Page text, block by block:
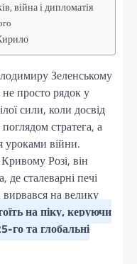
війна і дипломатія
Зеленському
просто рядок у
сили, коли досвід
стратега, а
уроками війни.
Розі, він
де сталеварні печі
вирвався на велику
на піку, керуючи
го та глобальні